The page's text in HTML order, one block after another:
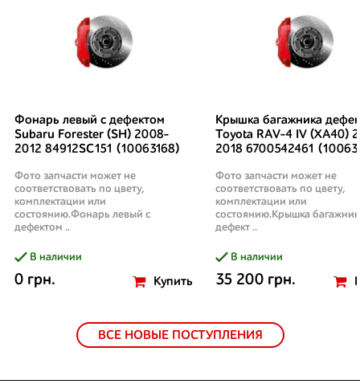
Фонарь левый с дефектом
Subaru Forester (SH) 2008-
2012 84912SC151 (10063168)
Фото запчасти может не
соответствовать по цвету,
комплектации или
состоянию.Фонарь левый с
дефектом ..
В наличии
0 грн. Купить
Крышка багажника
Toyota RAV-4 IV (XA40)
2018 6700542461
Фото запчасти может не
соответствовать по цвету,
комплектации или
состоянию.Крышка
дефект ..
В наличии
35 200 грн.
ВСЕ НОВЫЕ ПОСТУПЛЕНИЯ